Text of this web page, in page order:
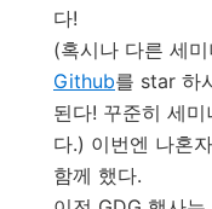
다!
(혹시나 다른 세
Github를 star 하
된다! 꾸준히 세
다.) 이번엔 나혼
함께 했다.